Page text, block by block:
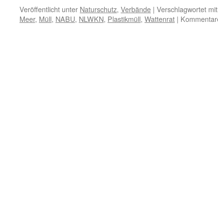
Veröffentlicht unter Naturschutz, Verbände | Verschlagwortet mit
Meer, Müll, NABU, NLWKN, Plastikmüll, Wattenrat |